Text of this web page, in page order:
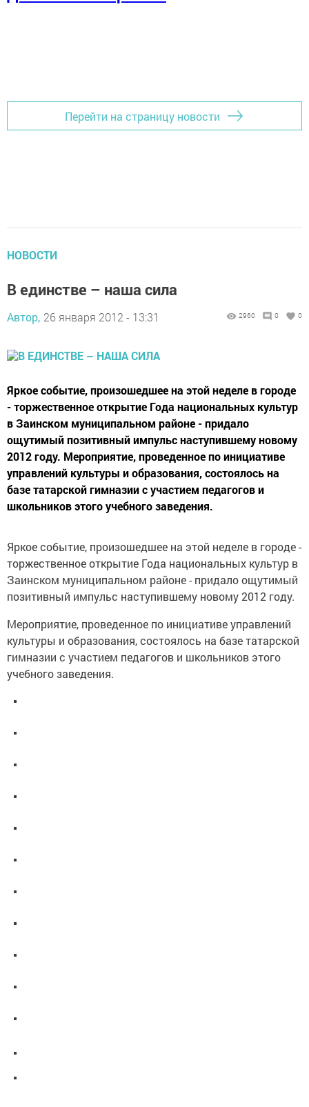
Перейти на страницу новости
НОВОСТИ
В единстве – наша сила
Автор, 26 января 2012 - 13:31 2960 0 0
Яркое событие, произошедшее на этой неделе в городе
- торжественное открытие Года национальных культур
в Заинском муниципальном районе - придало
ощутимый позитивный импульс наступившему новому
2012 году. Мероприятие, проведенное по инициативе
управлений культуры и образования, состоялось на
базе татарской гимназии с участием педагогов и
школьников этого учебного заведения.
Яркое событие, произошедшее на этой неделе в городе -
торжественное открытие Года национальных культур в
Заинском муниципальном районе - придало ощутимый
позитивный импульс наступившему новому 2012 году.
Мероприятие, проведенное по инициативе управлений
культуры и образования, состоялось на базе татарской
гимназии с участием педагогов и школьников этого
учебного заведения.